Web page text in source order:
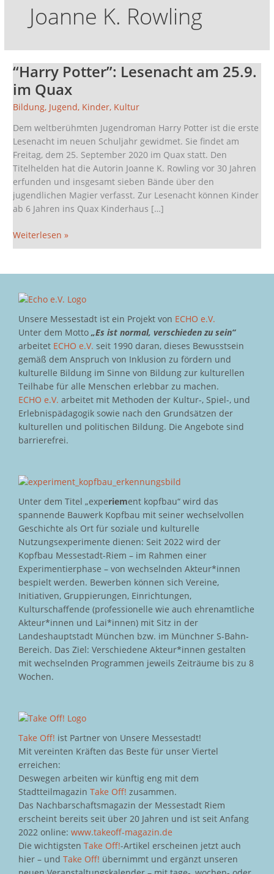
Joanne K. Rowling
“Harry Potter”: Lesenacht am 25.9.
im Quax
Bildung, Jugend, Kinder, Kultur
Dem weltberühmten Jugendroman Harry Potter ist die erste
Lesenacht im neuen Schuljahr gewidmet. Sie findet am
Freitag, dem 25. September 2020 im Quax statt. Den
Titelhelden hat die Autorin Joanne K. Rowling vor 30 Jahren
erfunden und insgesamt sieben Bände über den
jugendlichen Magier verfasst. Zur Lesenacht können Kinder
ab 6 Jahren ins Quax Kinderhaus […]
“Harry
Potter”:
Lesenacht
am
25.9.
im
Quax
Weiterlesen »
Unsere Messestadt ist ein Projekt von ECHO e.V.
Unter dem Motto „Es ist normal, verschieden zu sein“
arbeitet ECHO e.V. seit 1990 daran, dieses Bewusstsein
gemäß dem Anspruch von Inklusion zu fördern und
kulturelle Bildung im Sinne von Bildung zur kulturellen
Teilhabe für alle Menschen erlebbar zu machen.
ECHO e.V. arbeitet mit Methoden der Kultur-, Spiel-, und
Erlebnispädagogik sowie nach den Grundsätzen der
kulturellen und politischen Bildung. Die Angebote sind
barrierefrei.
Unter dem Titel „experiement kopfbau“ wird das
spannende Bauwerk Kopfbau mit seiner wechselvollen
Geschichte als Ort für soziale und kulturelle
Nutzungsexperimente dienen: Seit 2022 wird der
Kopfbau Messestadt-Riem – im Rahmen einer
Experimentierphase – von wechselnden Akteur*innen
bespielt werden. Bewerben können sich Vereine,
Initiativen, Gruppierungen, Einrichtungen,
Kulturschaffende (professionelle wie auch ehrenamtliche
Akteur*innen und Lai*innen) mit Sitz in der
Landeshauptstadt München bzw. im Münchner S-Bahn-
Bereich. Das Ziel: Verschiedene Akteur*innen gestalten
mit wechselnden Programmen jeweils Zeiträume bis zu 8
Wochen.
Take Off! ist Partner von Unsere Messestadt!
Mit vereinten Kräften das Beste für unser Viertel
erreichen:
Deswegen arbeiten wir künftig eng mit dem
Stadtteilmagazin Take Off! zusammen.
Das Nachbarschaftsmagazin der Messestadt Riem
erscheint bereits seit über 20 Jahren und ist seit Anfang
2022 online: www.takeoff-magazin.de
Die wichtigsten Take Off!-Artikel erscheinen jetzt auch
hier – und Take Off! übernimmt und ergänzt unseren